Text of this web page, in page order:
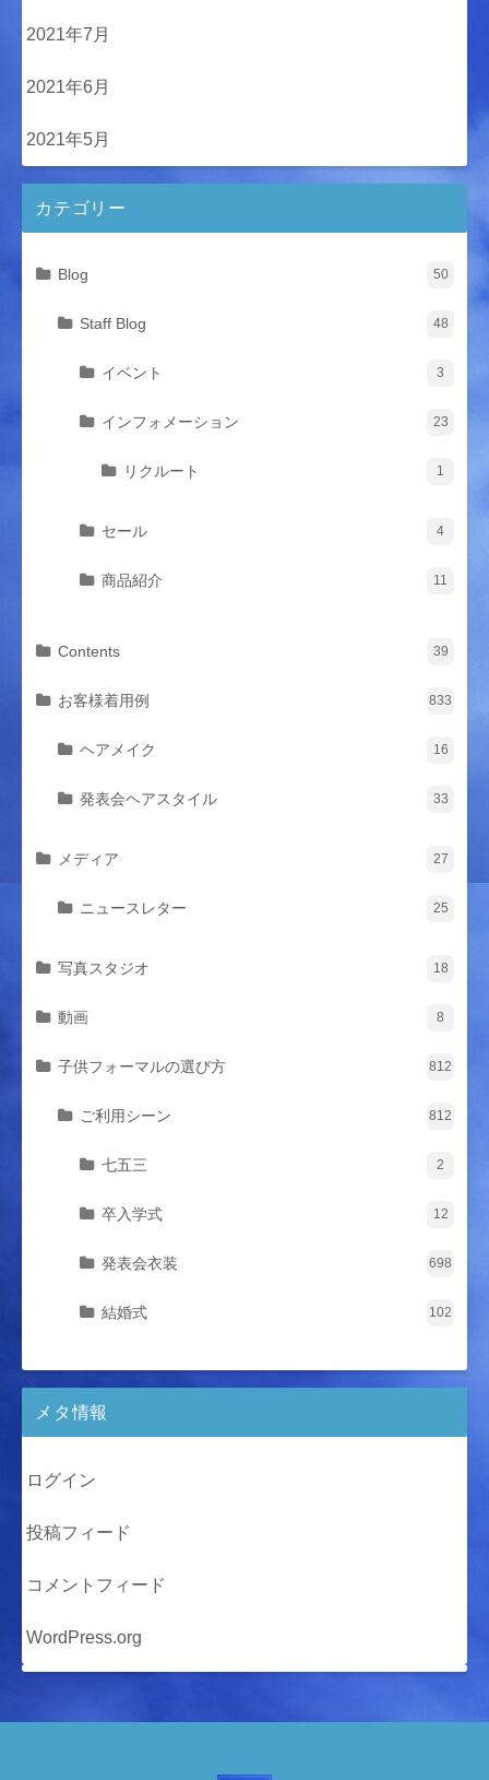
2021年7月
2021年6月
2021年5月
カテゴリー
Blog 50
Staff Blog 48
イベント 3
インフォメーション 23
リクルート 1
セール 4
商品紹介 11
Contents 39
お客様着用例 833
ヘアメイク 16
発表会ヘアスタイル 33
メディア 27
ニュースレター 25
写真スタジオ 18
動画 8
子供フォーマルの選び方 812
ご利用シーン 812
七五三 2
卒入学式 12
発表会衣装 698
結婚式 102
メタ情報
ログイン
投稿フィード
コメントフィード
WordPress.org